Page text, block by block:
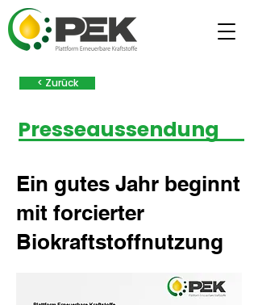
< Zurück
Presseaussendung
Ein gutes Jahr beginnt
mit forcierter
Biokraftstoffnutzung